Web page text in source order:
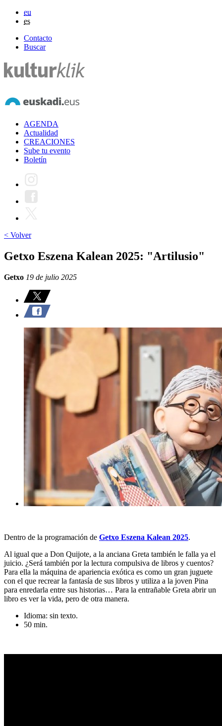
eu
es
Contacto
Buscar
AGENDA
Actualidad
CREACIONES
Sube tu evento
Boletín
< Volver
Getxo Eszena Kalean 2025: "Artilusio"
Getxo 19 de julio 2025
Dentro de la programación de Getxo Eszena Kalean 2025.
Al igual que a Don Quijote, a la anciana Greta también le falla ya el
juicio. ¿Será también por la lectura compulsiva de libros y cuentos?
Para ella la máquina de apariencia exótica es como un gran juguete
con el que recrear la fantasía de sus libros y utiliza a la joven Pina
para enredarla entre sus historias… Para la entrañable Greta abrir un
libro es ver la vida, pero de otra manera.
Idioma: sin texto.
50 min.